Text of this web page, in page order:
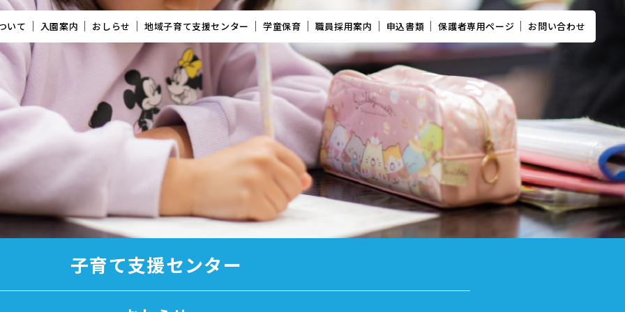
いて 入園案内 おしらせ 地域子育て支援センター 学童保育 職員採用案内 申込書類 保護者専用ページ お問い合わせ
子育て支援センター